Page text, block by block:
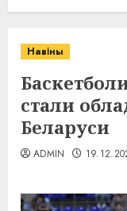
Навіны
стали
Беларуси
ADMIN